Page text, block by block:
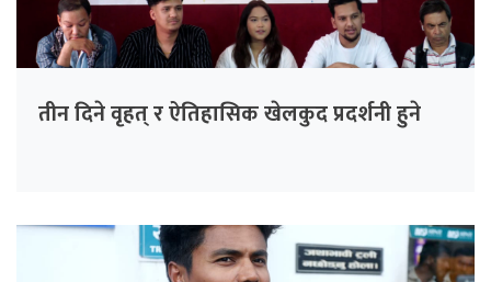
तीन दिने वृहत् र ऐतिहासिक खेलकुद प्रदर्शनी हुने